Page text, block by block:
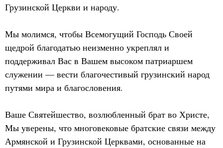
Грузинской Церкви и народу.
Мы молимся, чтобы Всемогущий Господь Своей
щедрой благодатью неизменно укреплял и
поддерживал Вас в Вашем высоком патриаршем
служении — вести благочестивый грузинский народ
путями мира и благословения.
Ваше Святейшество, возлюбленный брат во Христе,
Мы уверены, что многовековые братские связи между
Армянской и Грузинской Церквами, основанные на